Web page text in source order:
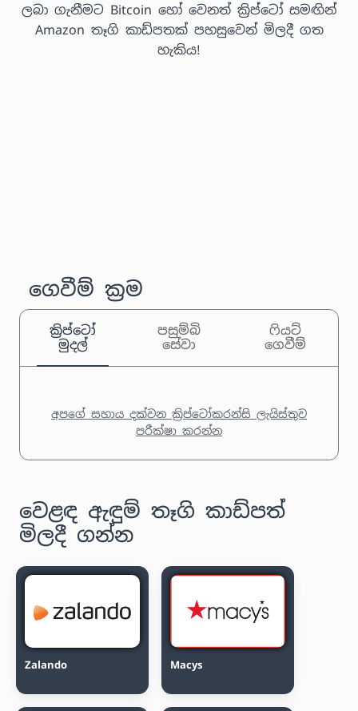
ලබා ගැනීමට Bitcoin හෝ වෙනත් ක්‍රිප්ටෝ සමඟින්
Amazon තෑගි කාඩ්පතක් පහසුවෙන් මිලදී ගත
හැකිය!
ගෙවීම් ක්‍රම
ක්‍රිප්ටෝ
මුදල්
පසුම්බි
සේවා
ෆියට්
ගෙවීම්
අපගේ සහාය දක්වන ක්‍රිප්ටෝකරන්සි ලැයිස්තුව
පරීක්ෂා කරන්න
වෙළඳ ඇඳුම් තෑගි කාඩ්පත්
මිලදී ගන්න
Zalando Macys